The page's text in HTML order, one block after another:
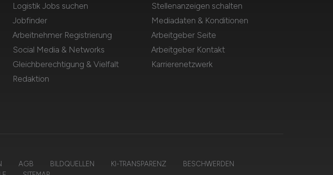
Logistik Jobs suchen
Jobfinder
Arbeitnehmer Registrierung
Social Media & Networks
Gleichberechtigung & Vielfalt
Redaktion
Stellenanzeigen schalten
Mediadaten & Konditionen
Arbeitgeber Seite
Arbeitgeber Kontakt
Karrierenetzwerk
AGB BILDQUELLEN KI-TRANSPARENZ
BESCHWERDEN